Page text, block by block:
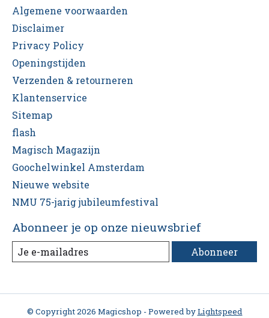
Algemene voorwaarden
Disclaimer
Privacy Policy
Openingstijden
Verzenden & retourneren
Klantenservice
Sitemap
flash
Magisch Magazijn
Goochelwinkel Amsterdam
Nieuwe website
NMU 75-jarig jubileumfestival
Abonneer je op onze nieuwsbrief
Abonneer
© Copyright 2026 Magicshop - Powered byLightspeed